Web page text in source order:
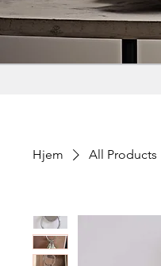
Hjem All Products